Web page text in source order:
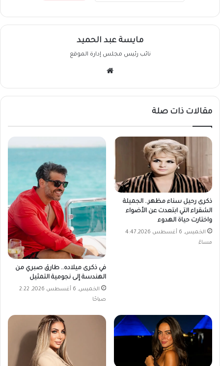
مايسة عبد الحميد
نائب رئيس مجلس إدارة الموقع
مقالات ذات صلة
ذكرى رحيل سناء مظهر.. الجميلة
الشقراء التي ابتعدت عن الأضواء
واختارت حياة الهدوء
الخميس, 6 أغسطس 2026, 4:47
مساءً
في ذكرى ميلاده.. طارق صبري من
الهندسة إلى نجومية التمثيل
الخميس, 6 أغسطس 2026, 2:22
صباحًا